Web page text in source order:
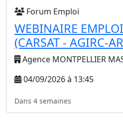
Forum Emploi
WEBINAIRE
(CARSAT - AGIRC-
Agence MONTPELLIER
04/09/2026 à 13:45
Dans 4 semaines